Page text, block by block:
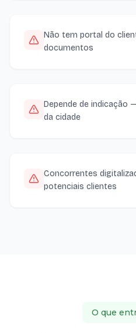
Não tem portal do
documentos
Depende de indicação
da cidade
Concorrentes
potenciais clientes
O que